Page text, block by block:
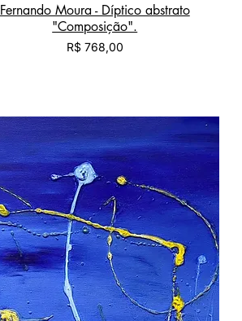
Fernando Moura - Díptico abstrato
"Composição".
Preço
R$ 768,00